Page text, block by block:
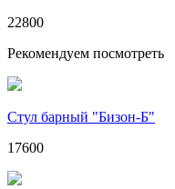
22800
Рекомендуем посмотреть
Стул барный "Бизон-Б"
17600